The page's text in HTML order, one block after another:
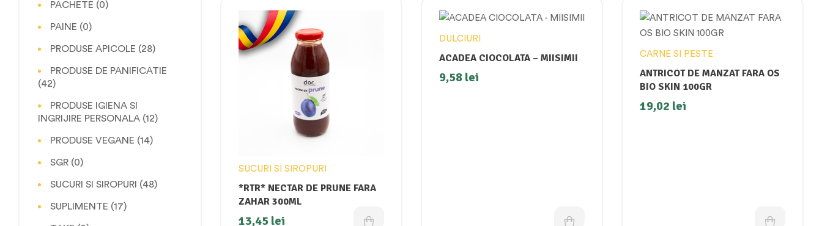
SUCURI SI SIROPURI
*RTR* NECTAR DE PRUNE FARA
ZAHAR 300ML
13,45 lei
DULCIURI
ACADEA CIOCOLATA – MIISIMII
9,58 lei
CARNE SI PESTE
ANTRICOT DE MANZAT FARA OS
BIO SKIN 100GR
19,02 lei
PACHETE (0)
PAINE (0)
PRODUSE APICOLE (28)
PRODUSE DE PANIFICATIE
(42)
PRODUSE IGIENA SI
INGRIJIRE PERSONALA (12)
PRODUSE VEGANE (14)
SGR (0)
SUCURI SI SIROPURI (48)
SUPLIMENTE (17)